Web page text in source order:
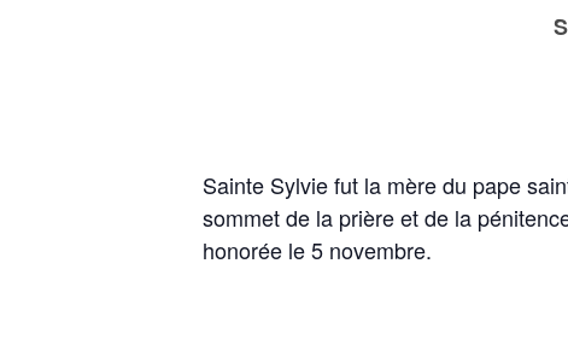
Sainte Sylvie fut la mère du pape
sommet de la prière et de la
honorée le 5 novembre.